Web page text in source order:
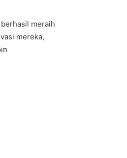
berhasil meraih
mereka,